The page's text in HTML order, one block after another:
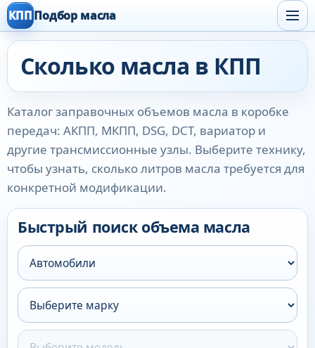
КПППодбор масла
Сколько масла в КПП
Каталог заправочных объемов масла в коробке
передач: АКПП, МКПП, DSG, DCT, вариатор и
другие трансмиссионные узлы. Выберите технику,
чтобы узнать, сколько литров масла требуется для
конкретной модификации.
Быстрый поиск объема масла